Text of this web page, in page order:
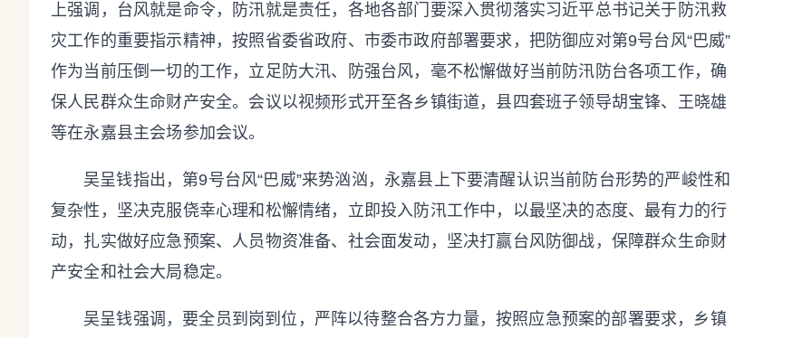
上强调，台风就是命令，防汛就是责任，各地各部门要深入贯彻落实习近平总书记关于防汛救
灾工作的重要指示精神，按照省委省政府、市委市政府部署要求，把防御应对第9号台风“巴威”
作为当前压倒一切的工作，立足防大汛、防强台风，毫不松懈做好当前防汛防台各项工作，确
保人民群众生命财产安全。会议以视频形式开至各乡镇街道，县四套班子领导胡宝锋、王晓雄
等在永嘉县主会场参加会议。
吴呈钱指出，第9号台风“巴威”来势汹汹， 永嘉县上下要清醒认识当前防台形势的严峻性和
复杂性，坚决克服侥幸心理和松懈情绪，立即投入防汛工作中，以最坚决的态度、最有力的行
动，扎实做好应急预案、人员物资准备、社会面发动，坚决打赢台风防御战，保障群众生命财
产安全和社会大局稳定。
吴呈钱强调，要全员到岗到位，严阵以待整合各方力量，按照应急预案的部署要求，乡镇